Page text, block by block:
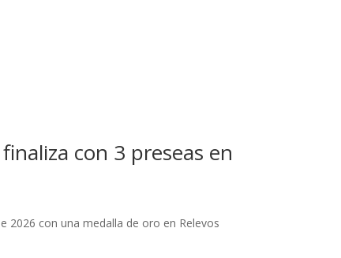
con 3 preseas en
2026 con una medalla de oro en Relevos